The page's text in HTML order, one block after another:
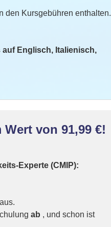
den Kursgebühren enthalten.
Englisch, Italienisch,
von 91,99 €!
Experte (CMIP):
ab , und schon ist